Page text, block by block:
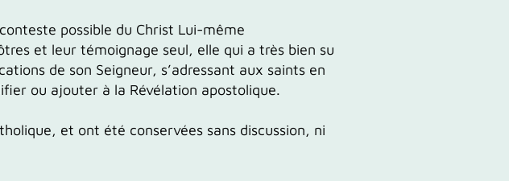
possible du Christ Lui-même
et leur témoignage seul, elle qui a très bien su
de son Seigneur, s’adressant aux saints en
ou ajouter à la Révélation apostolique.
et ont été conservées sans discussion, ni